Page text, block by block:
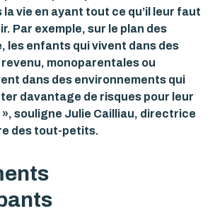
vie en ayant tout ce qu’il leur faut
Par exemple, sur le plan des
les enfants qui vivent dans des
monoparentales ou
dans des environnements qui
davantage de risques pour leur
souligne Julie Cailliau, directrice
des tout-petits.